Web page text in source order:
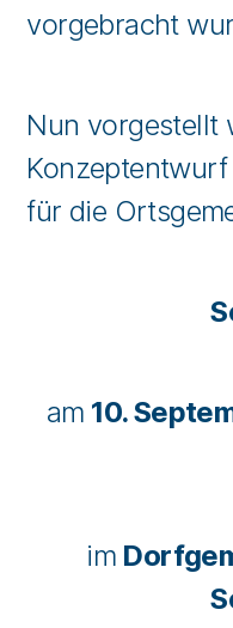
vorgebracht
Nun vorgestellt
für die
am 10.
im